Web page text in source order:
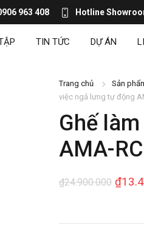
963 408 Hotline
TIN TỨC DỰ ÁN
Trang chủ Sản
việc ngả lưng tự động
Ghế
AMA-
24.900.000
₫ ₫